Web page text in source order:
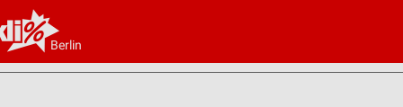
Berlin